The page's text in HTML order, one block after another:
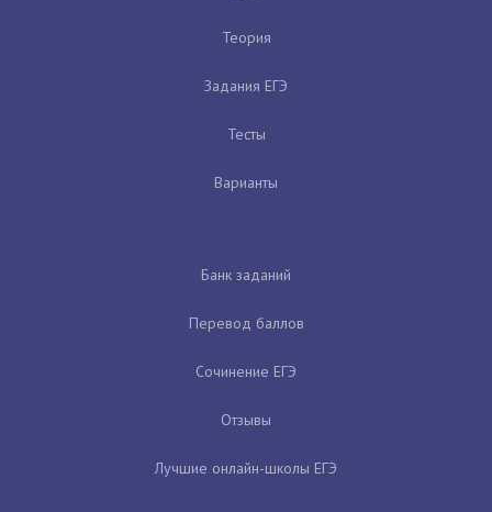
Теория
Задания ЕГЭ
Тесты
Варианты
Банк заданий
Перевод баллов
Сочинение ЕГЭ
Отзывы
Лучшие онлайн-школы ЕГЭ